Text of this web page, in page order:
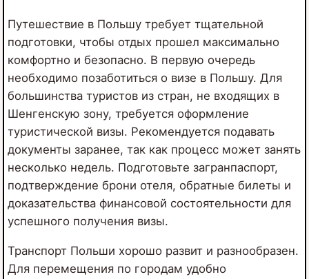
Путешествие в Польшу требует тщательной
подготовки, чтобы отдых прошел максимально
комфортно и безопасно. В первую очередь
необходимо позаботиться о визе в Польшу. Для
большинства туристов из стран, не входящих в
Шенгенскую зону, требуется оформление
туристической визы. Рекомендуется подавать
документы заранее, так как процесс может занять
несколько недель. Подготовьте загранпаспорт,
подтверждение брони отеля, обратные билеты и
доказательства финансовой состоятельности для
успешного получения визы.
Транспорт Польши хорошо развит и разнообразен.
Для перемещения по городам удобно